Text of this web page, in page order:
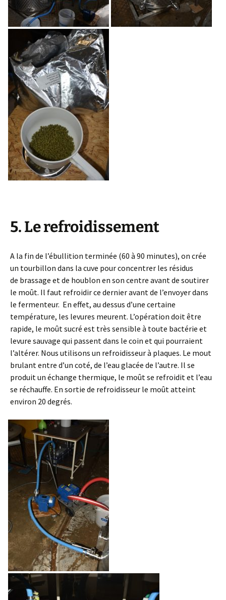
5. Le refroidissement
A la fin de l’ébullition terminée (60 à 90 minutes), on crée
un tourbillon dans la cuve pour concentrer les résidus
de brassage et de houblon en son centre avant de soutirer
le moût. Il faut refroidir ce dernier avant de l’envoyer dans
le fermenteur. En effet, au dessus d’une certaine
température, les levures meurent. L’opération doit être
rapide, le moût sucré est très sensible à toute bactérie et
levure sauvage qui passent dans le coin et qui pourraient
l’altérer. Nous utilisons un refroidisseur à plaques. Le mout
brulant entre d’un coté, de l’eau glacée de l’autre. Il se
produit un échange thermique, le moût se refroidit et l’eau
se réchauffe. En sortie de refroidisseur le moût atteint
environ 20 degrés.